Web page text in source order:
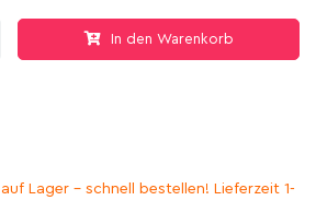
In den Warenkorb
Lager - schnell bestellen! Lieferzeit 1-